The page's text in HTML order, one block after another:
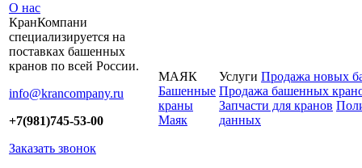
О нас
КранКомпани
специализируется на
поставках башенных
кранов по всей России.
info@krancompany.ru
+7(981)745-53-00
Заказать звонок
МАЯК
Башенные
краны
Маяк
Услуги Продажа новых
Продажа башенных
Запчасти для кранов
данных